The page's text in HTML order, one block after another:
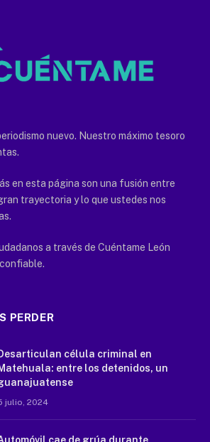
nuevo. Nuestro máximo tesoro
en esta página son una fusión entre
trayectoria y lo que ustedes nos
a través de Cuéntame León
PERDER
célula criminal en
entre los detenidos, un
julio, 2024